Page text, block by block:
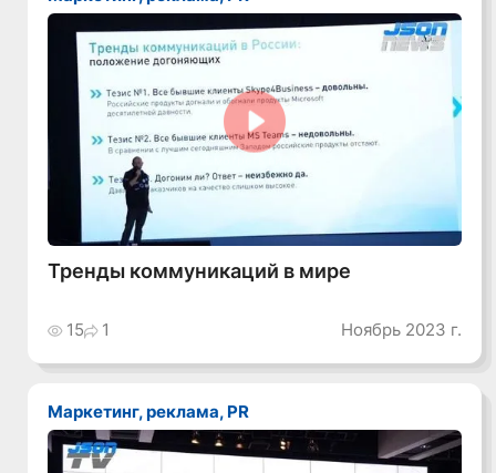
Тренды коммуникаций в мире
15 1 Ноябрь 2023 г.
Маркетинг, реклама, PR